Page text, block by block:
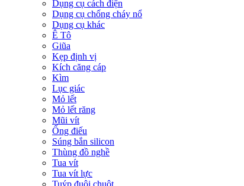
Dụng cụ cách điện
Dụng cụ chống cháy nổ
Dụng cụ khác
Ê Tô
Giũa
Kẹp định vị
Kích căng cáp
Kìm
Lục giác
Mỏ lết
Mỏ lết răng
Mũi vít
Ống điếu
Súng bắn silicon
Thùng đồ nghề
Tua vít
Tua vít lực
Tuýp đuôi chuột